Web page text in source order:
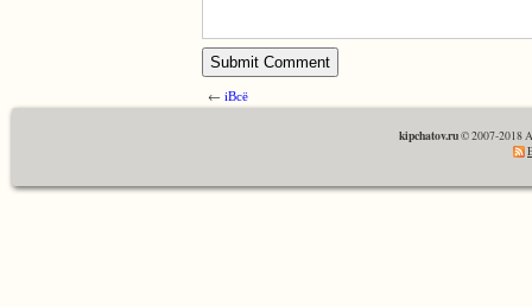
← iВсё
kipchatov.ru© 2007-2018